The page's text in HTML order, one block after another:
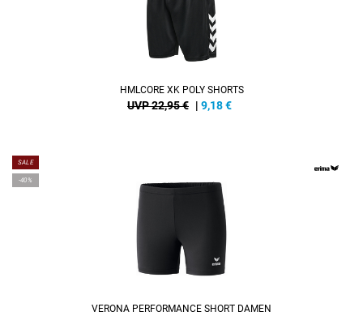
HMLCORE XK POLY SHORTS
UVP 22,95 € | 9,18€
SALE
-40%
VERONA PERFORMANCE SHORT DAMEN